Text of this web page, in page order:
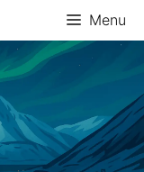
Menu